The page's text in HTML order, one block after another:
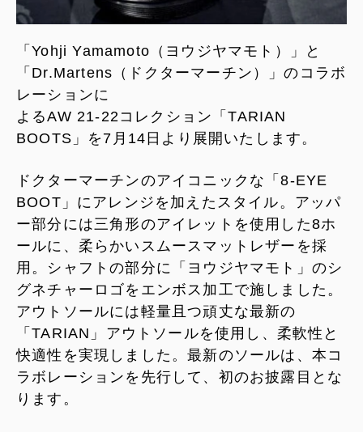
「Yohji Yamamoto（ヨウジヤマモト）」と
「Dr.Martens（ドクターマーチン）」のコラボ
レーションに
よるAW 21-22コレクション「TARIAN
BOOTS」を7月14日より展開いたします。
ドクターマーチンのアイコニックな「8-EYE
BOOT」にアレンジを加えたスタイル。アッパ
ー部分には三角形のアイレットを使用した8ホ
ールに、柔らかいスムースマットレザーを採
用。シャフトの部分に「ヨウジヤマモト」のシ
グネチャーロゴをエンボス加工で施しました。
アウトソールには軽量且つ頑丈な最新の
「TARIAN」アウトソールを使用し、柔軟性と
快適性を実現しました。最新のソールは、本コ
ラボレーションを先行して、初のお披露目とな
ります。